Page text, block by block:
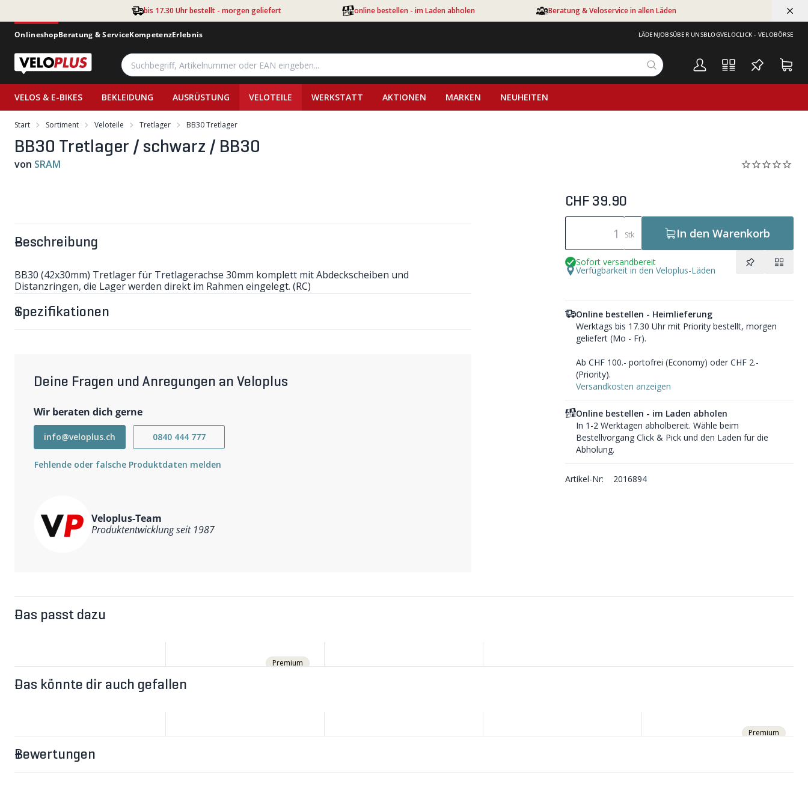
bis 17.30 Uhr bestellt - morgen geliefert online bestellen - im Laden abholen Beratung & Veloservice in allen Läden
OnlineshopBeratung & ServiceKompetenzErlebnis LÄDENJOBSÜBER UNSBLOGVELOCLICK - VELOBÖRSE
VELOS & E-BIKES BEKLEIDUNG AUSRÜSTUNG VELOTEILE WERKSTATT AKTIONEN MARKEN NEUHEITEN
Start Sortiment Veloteile Tretlager BB30 Tretlager
BB30 Tretlager / schwarz / BB30
von SRAM
Beschreibung
BB30 (42x30mm) Tretlager für Tretlagerachse 30mm komplett mit Abdeckscheiben und
Distanzringen, die Lager werden direkt im Rahmen eingelegt. (RC)
kompatibel mit:
-Gehäuse Ø 42mm
-Gehäusebreite 68/73mm
Lieferumfang:
- Distanzringe
Spezifikationen
Deine Fragen und Anregungen an Veloplus
Wir beraten dich gerne
info@veloplus.ch 0840 444 777
Fehlende oder falsche Produktdaten melden
Veloplus-Team
Produktentwicklung seit 1987
CHF 39.90
Stk In den Warenkorb
Sofort versandbereit
Verfügbarkeit in den Veloplus-Läden
Online bestellen - Heimlieferung
Werktags bis 17.30 Uhr mit Priority bestellt, morgen
geliefert (Mo - Fr).
Ab CHF 100.- portofrei (Economy) oder CHF 2.-
(Priority).
Versandkosten anzeigen
Online bestellen - im Laden abholen
In 1-2 Werktagen abholbereit. Wähle beim
Bestellvorgang Click & Pick und den Laden für die
Abholung.
Artikel-Nr: 2016894
Das passt dazu
Premium
Das könnte dir auch gefallen
Premium
Bewertungen